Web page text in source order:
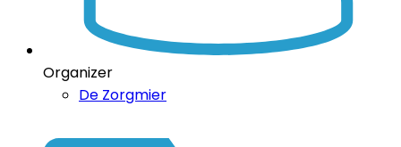
Organizer
De Zorgmier